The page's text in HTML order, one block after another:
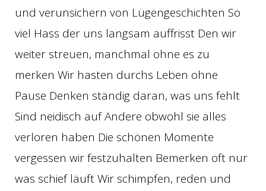
und verunsichern von Lügengeschichten So
viel Hass der uns langsam auffrisst Den wir
weiter streuen, manchmal ohne es zu
merken Wir hasten durchs Leben ohne
Pause Denken ständig daran, was uns fehlt
Sind neidisch auf Andere obwohl sie alles
verloren haben Die schönen Momente
vergessen wir festzuhalten Bemerken oft nur
was schief läuft Wir schimpfen, reden und